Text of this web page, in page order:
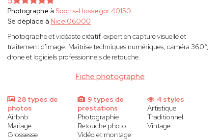
Fiche photographe
Photographe à Soorts-Hossegor 40150
Se déplace à Nice 06000
Photographe et vidéaste créatif, expert en capture visuelle et
traitement d'image. Maîtrise techniques numériques, caméra 360°,
drone et logiciels professionnels de retouche.
28 types de
photos
Airbnb
Mariage
Grossesse
9 types de
prestations
Photographie
Retouche photo
Vidéo et montage
4 styles
Artistique
Traditionnel
Vintage